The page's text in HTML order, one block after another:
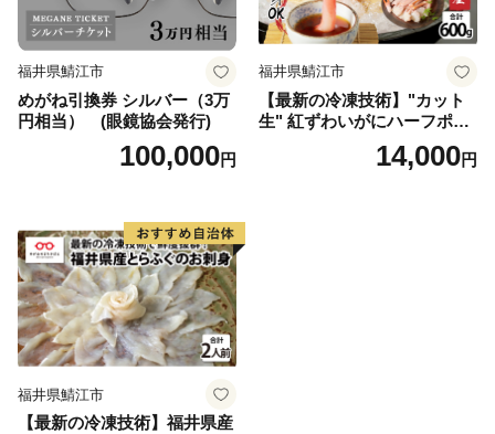
福井県鯖江市
めがね引換券 シルバー（3万
円相当） (眼鏡協会発行)
100,000円
福井県鯖江市
【最新の冷凍技術】"カット
生" 紅ずわいがにハーフポー
ション（半むき身）脚棒・
爪・爪下・肩 600g14,000円
福井県鯖江市
【最新の冷凍技術】福井県産